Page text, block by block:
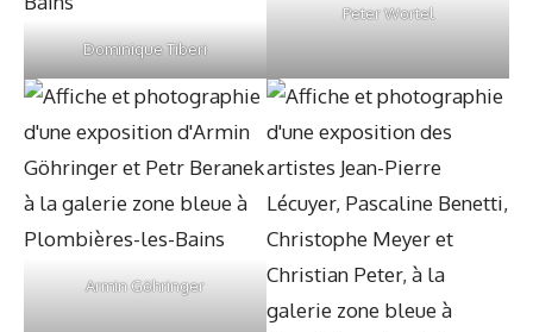
Dominique Tiberi
Peter Wortel
Armin Göhringer